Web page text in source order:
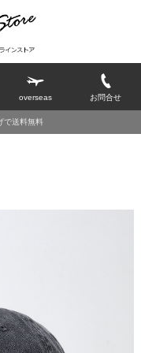
overseas お問合せ
で送料無料